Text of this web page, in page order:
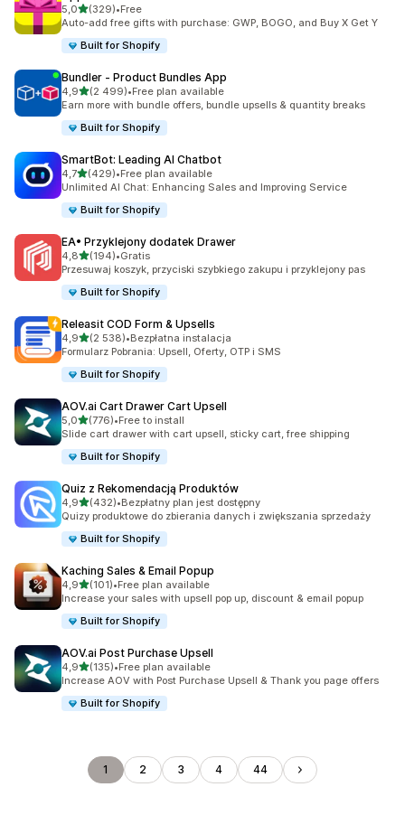
5,0na 5 gwiazdek
(329)
Łączna liczba recenzji: 329
•Free
Auto-add free gifts with purchase: GWP, BOGO, and Buy X Get Y
Built for Shopify
Bundler ‑ Product Bundles App
4,9na 5 gwiazdek
(2 499)
Łączna liczba recenzji: 2499
•Free plan available
Earn more with bundle offers, bundle upsells & quantity breaks
Built for Shopify
SmartBot: Leading AI Chatbot
4,7na 5 gwiazdek
(429)
Łączna liczba recenzji: 429
•Free plan available
Unlimited AI Chat: Enhancing Sales and Improving Service
Built for Shopify
EA• Przyklejony dodatek Drawer
4,8na 5 gwiazdek
(194)
Łączna liczba recenzji: 194
•Gratis
Przesuwaj koszyk, przyciski szybkiego zakupu i przyklejony pas
Built for Shopify
Releasit COD Form & Upsells
4,9na 5 gwiazdek
(2 538)
Łączna liczba recenzji: 2538
•Bezpłatna instalacja
Formularz Pobrania: Upsell, Oferty, OTP i SMS
Built for Shopify
AOV.ai Cart Drawer Cart Upsell
5,0na 5 gwiazdek
(776)
Łączna liczba recenzji: 776
•Free to install
Slide cart drawer with cart upsell, sticky cart, free shipping
Built for Shopify
Quiz z Rekomendacją Produktów
4,9na 5 gwiazdek
(432)
Łączna liczba recenzji: 432
•Bezpłatny plan jest dostępny
Quizy produktowe do zbierania danych i zwiększania sprzedaży
Built for Shopify
Kaching Sales & Email Popup
4,9na 5 gwiazdek
(101)
Łączna liczba recenzji: 101
•Free plan available
Increase your sales with upsell pop up, discount & email popup
Built for Shopify
AOV.ai Post Purchase Upsell
4,9na 5 gwiazdek
(135)
Łączna liczba recenzji: 135
•Free plan available
Increase AOV with Post Purchase Upsell & Thank you page offers
Built for Shopify
1 2 3 4 44